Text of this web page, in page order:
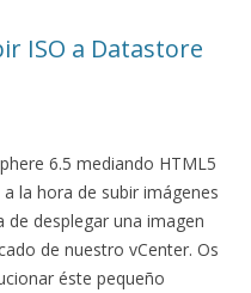
ISO a Datastore
6.5 mediando HTML5
la hora de subir imágenes
desplegar una imagen
de nuestro vCenter. Os
éste pequeño